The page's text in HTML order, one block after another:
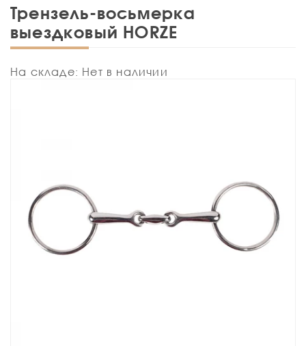
Трензель-восьмерка
выездковый HORZE
На складе: Нет в наличии